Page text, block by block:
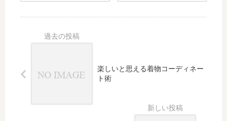
託
す
杯
子」
楽しいと思える着物コーディネー
ト術